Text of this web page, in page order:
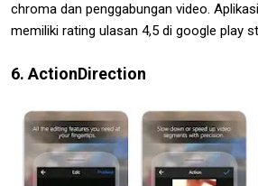
chroma dan penggabungan video.
memiliki rating ulasan 4,5 di google play
6. ActionDirection